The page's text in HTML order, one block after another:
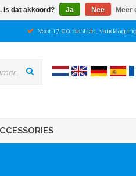
Voor 17:00 besteld, vandaag
Is dat akkoord? Ja Nee Meer